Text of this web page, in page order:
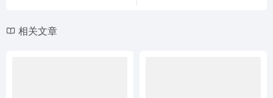
相关文章